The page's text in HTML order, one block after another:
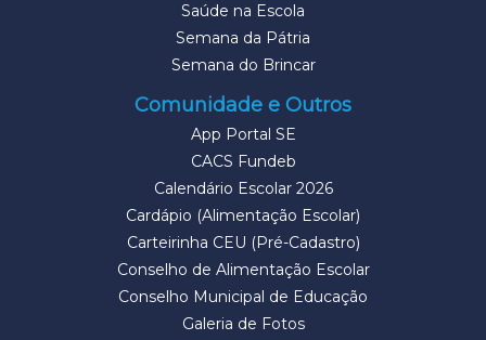
Saúde na Escola
Semana da Pátria
Semana do Brincar
Comunidade e Outros
App Portal SE
CACS Fundeb
Calendário Escolar 2026
Cardápio (Alimentação Escolar)
Carteirinha CEU (Pré-Cadastro)
Conselho de Alimentação Escolar
Conselho Municipal de Educação
Galeria de Fotos